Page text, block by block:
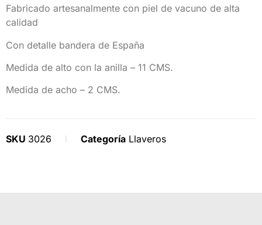
Fabricado artesanalmente con piel de vacuno de alta
calidad
Con detalle bandera de España
Medida de alto con la anilla – 11 CMS.
Medida de acho – 2 CMS.
SKU 3026 Categoría Llaveros